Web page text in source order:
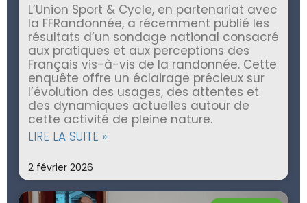
L’Union Sport & Cycle, en partenariat avec
la FFRandonnée, a récemment publié les
résultats d’un sondage national consacré
aux pratiques et aux perceptions des
Français vis-à-vis de la randonnée. Cette
enquête offre un éclairage précieux sur
l’évolution des usages, des attentes et
des dynamiques actuelles autour de
cette activité de pleine nature.
LIRE LA SUITE »
2 février 2026